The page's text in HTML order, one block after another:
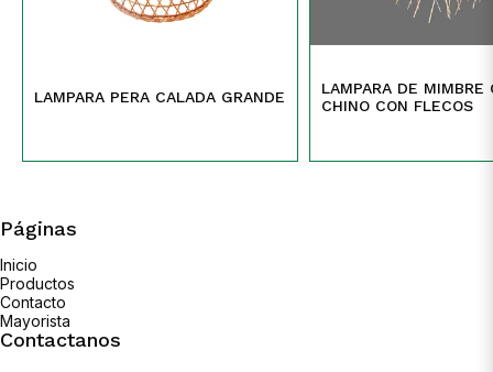
LAMPARA PERA CALADA GRANDE
LAMPARA DE MIMBRE
CHINO CON FLECOS
Páginas
Inicio
Productos
Contacto
Mayorista
Contactanos